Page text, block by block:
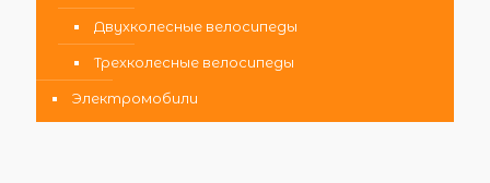
Двухколесные велосипеды
Трехколесные велосипеды
Электромобили